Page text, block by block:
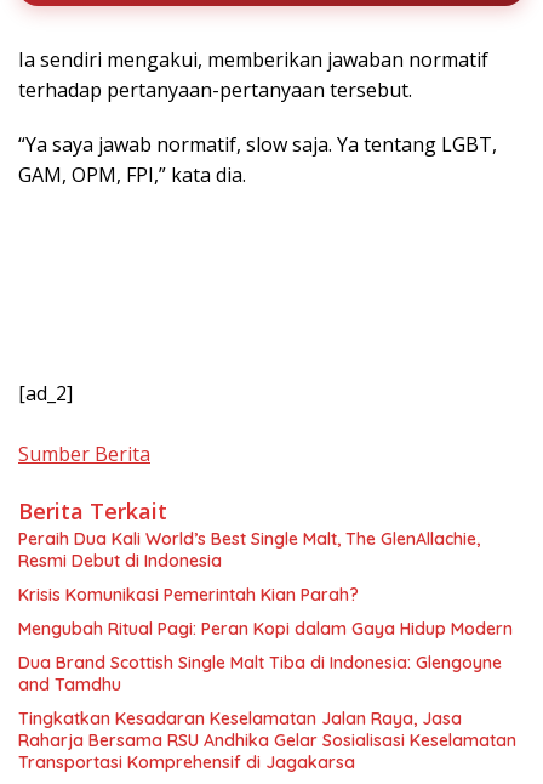
Ia sendiri mengakui, memberikan jawaban normatif
terhadap pertanyaan-pertanyaan tersebut.
“Ya saya jawab normatif, slow saja. Ya tentang LGBT,
GAM, OPM, FPI,” kata dia.
[ad_2]
Sumber Berita
Berita Terkait
Peraih Dua Kali World’s Best Single Malt, The GlenAllachie,
Resmi Debut di Indonesia
Krisis Komunikasi Pemerintah Kian Parah?
Mengubah Ritual Pagi: Peran Kopi dalam Gaya Hidup Modern
Dua Brand Scottish Single Malt Tiba di Indonesia: Glengoyne
and Tamdhu
Tingkatkan Kesadaran Keselamatan Jalan Raya, Jasa
Raharja Bersama RSU Andhika Gelar Sosialisasi Keselamatan
Transportasi Komprehensif di Jagakarsa